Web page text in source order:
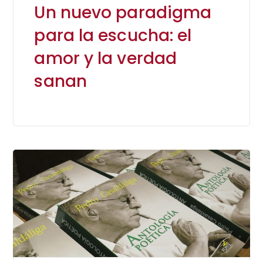
Un nuevo paradigma
para la escucha: el
amor y la verdad
sanan